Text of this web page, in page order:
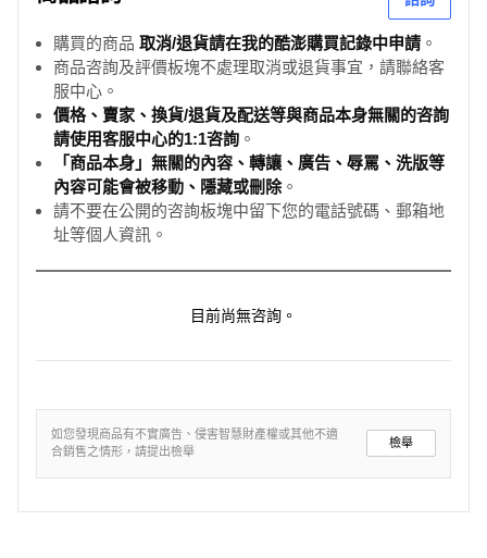
購買的商品 取消/退貨請在我的酷澎購買記錄中申請 。
商品咨詢及評價板塊不處理取消或退貨事宜，請聯絡客
服中心。
價格、賣家、換貨/退貨及配送等與商品本身無關的咨詢
請使用客服中心的1:1咨詢 。
「商品本身」無關的內容、轉讓、廣告、辱罵、洗版等
內容可能會被移動、隱藏或刪除。
請不要在公開的咨詢板塊中留下您的電話號碼、郵箱地
址等個人資訊。
目前尚無咨詢。
如您發現商品有不實廣告、侵害智慧財產權或其他不適
合銷售之情形，請提出檢舉
檢舉